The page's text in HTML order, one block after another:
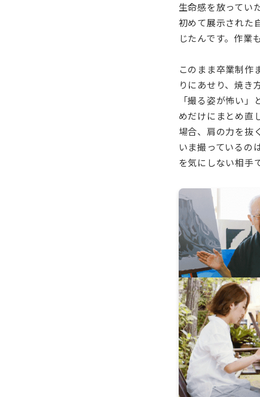
生命感を放ってい
初めて展示された
じたんです。作業
このまま卒業制作
りにあせり、焼き
「撮る姿が怖い
めだけにまとめ直
場合、肩の力を抜
いま撮っているの
を気にしない相手